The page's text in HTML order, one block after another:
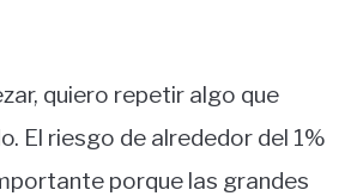
quiero repetir algo que
El riesgo de alrededor del 1%
porque las grandes